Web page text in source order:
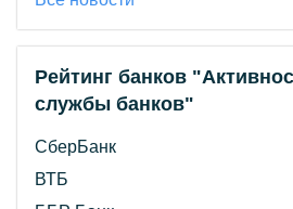
Рейтинг банков
службы банков"
СберБанк
ВТБ